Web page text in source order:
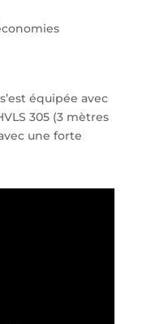
équipée avec
305 (3 mètres
une forte